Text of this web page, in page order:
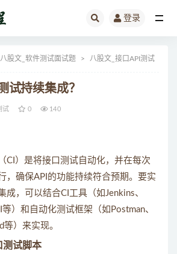
登录
八股文_软件测试面试题 八股文_接口API测试
试持续集成？
试 0 140
（CI）是将接口测试自动化，并在每次
，确保API的功能持续符合预期。要实
成，可以结合CI工具（如Jenkins、
）和自动化测试框架（如Postman、
）来实现。
测试脚本